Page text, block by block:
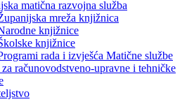
matična razvojna služba
mreža knjižnica
knjižnice
knjižnice
rada i izvješća Matične službe
za računovodstveno-upravne i tehničke